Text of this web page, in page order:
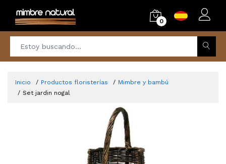
0
Inicio Productos floristerías
Mimbre y bambú
Set jardin nogal